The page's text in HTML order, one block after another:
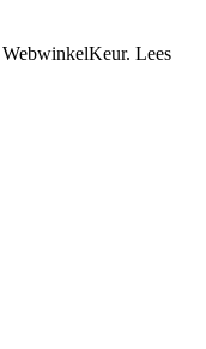
WebwinkelKeur. Lees